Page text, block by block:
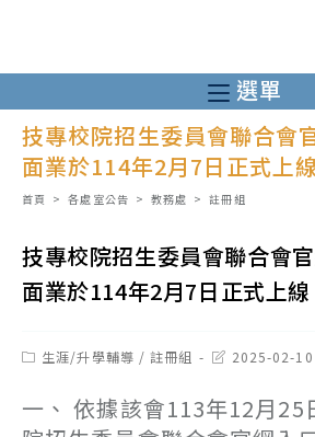
至
主
要
選單
技專校院招生委員會聯合會
面業於114年2月7日正式上線
首頁 > 各處室公告 > 教務處 > 註冊組
技專校院招生委員會聯合會
面業於114年2月7日正式上線
Post生涯/升學輔導 / 註冊組
Post2025-02-10
一、 依據該會113年12月25